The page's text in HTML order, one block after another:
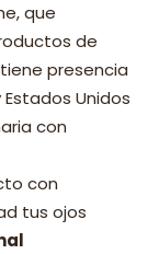
que
de
presencia
Unidos
con
con
tus ojos